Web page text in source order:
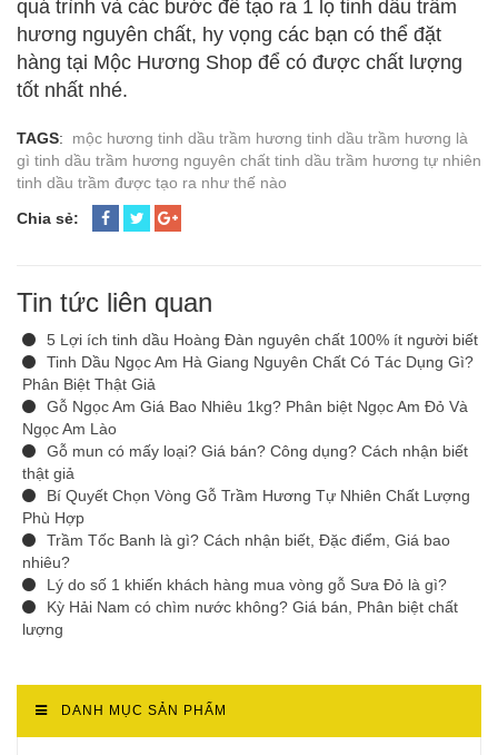
quá trình và các bước để tạo ra 1 lọ tinh dầu trầm
hương nguyên chất, hy vọng các bạn có thể đặt
hàng tại Mộc Hương Shop để có được chất lượng
tốt nhất nhé.
TAGS: mộc hương tinh dầu trầm hương tinh dầu trầm hương là
gì tinh dầu trầm hương nguyên chất tinh dầu trầm hương tự nhiên
tinh dầu trầm được tạo ra như thế nào
Chia sẻ:
Tin tức liên quan
5 Lợi ích tinh dầu Hoàng Đàn nguyên chất 100% ít người biết
Tinh Dầu Ngọc Am Hà Giang Nguyên Chất Có Tác Dụng Gì?
Phân Biệt Thật Giả
Gỗ Ngọc Am Giá Bao Nhiêu 1kg? Phân biệt Ngọc Am Đỏ Và
Ngọc Am Lào
Gỗ mun có mấy loại? Giá bán? Công dụng? Cách nhận biết
thật giả
Bí Quyết Chọn Vòng Gỗ Trầm Hương Tự Nhiên Chất Lượng
Phù Hợp
Trầm Tốc Banh là gì? Cách nhận biết, Đặc điểm, Giá bao
nhiêu?
Lý do số 1 khiến khách hàng mua vòng gỗ Sưa Đỏ là gì?
Kỳ Hải Nam có chìm nước không? Giá bán, Phân biệt chất
lượng
DANH MỤC SẢN PHẨM